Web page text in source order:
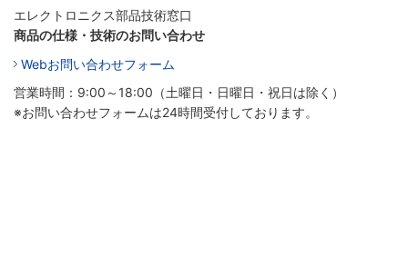
エレクトロニクス部品技術窓口
商品の仕様・技術のお問い合わせ
Webお問い合わせフォーム
営業時間：9:00～18:00（土曜日・日曜日・祝日は除く）
※お問い合わせフォームは24時間受付しております。